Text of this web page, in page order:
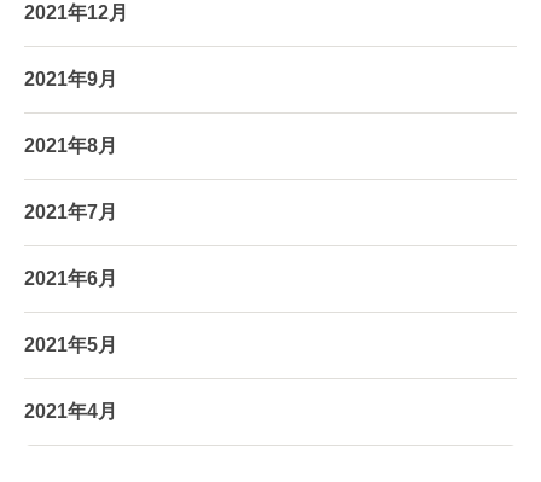
2021年12月
2021年9月
2021年8月
2021年7月
2021年6月
2021年5月
2021年4月